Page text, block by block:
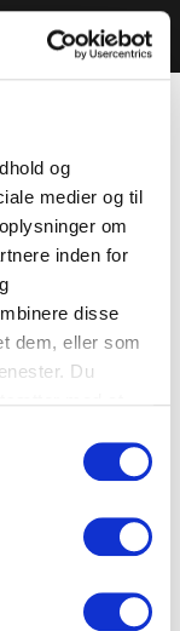
og
medier og til
om
inden for
disse
dem, eller som
Du